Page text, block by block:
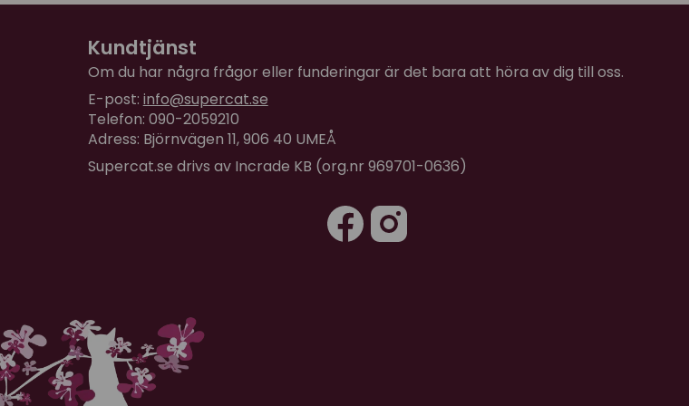
Kundtjänst
Om du har några frågor eller funderingar är det bara att höra av dig till oss.
E-post: info@supercat.se
Telefon: 090-2059210
Adress: Björnvägen 11, 906 40 UMEÅ
Supercat.se drivs av Incrade KB (org.nr 969701-0636)